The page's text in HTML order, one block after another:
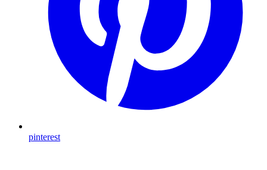
pinterest